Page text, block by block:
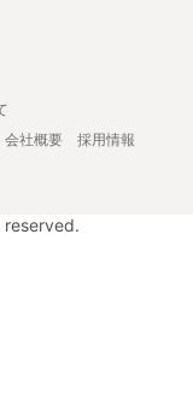
会社概要
採用情報